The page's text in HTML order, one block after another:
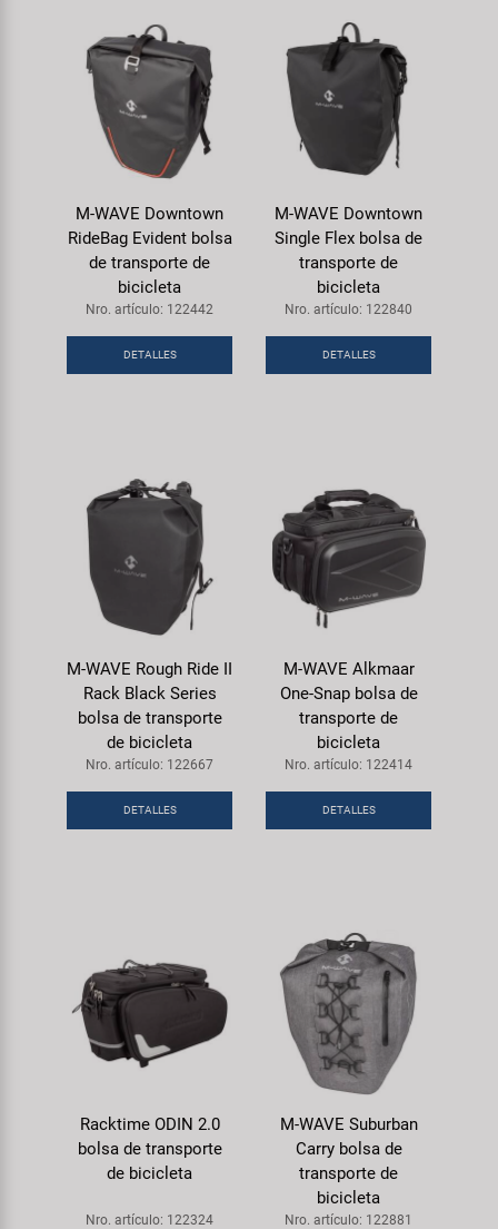
M-WAVE Downtown
RideBag Evident bolsa
de transporte de
bicicleta
Nro. artículo: 122442
DETALLES
M-WAVE Downtown
Single Flex bolsa de
transporte de
bicicleta
Nro. artículo: 122840
DETALLES
M-WAVE Rough Ride II
Rack Black Series
bolsa de transporte
de bicicleta
Nro. artículo: 122667
DETALLES
M-WAVE Alkmaar
One-Snap bolsa de
transporte de
bicicleta
Nro. artículo: 122414
DETALLES
Racktime ODIN 2.0
bolsa de transporte
de bicicleta
Nro. artículo: 122324
M-WAVE Suburban
Carry bolsa de
transporte de
bicicleta
Nro. artículo: 122881